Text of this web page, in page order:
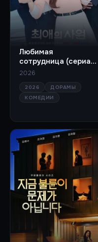
Любимая
сотрудница (сериал
2026)
2026
2026
ДОРАМЫ
КОМЕДИИ